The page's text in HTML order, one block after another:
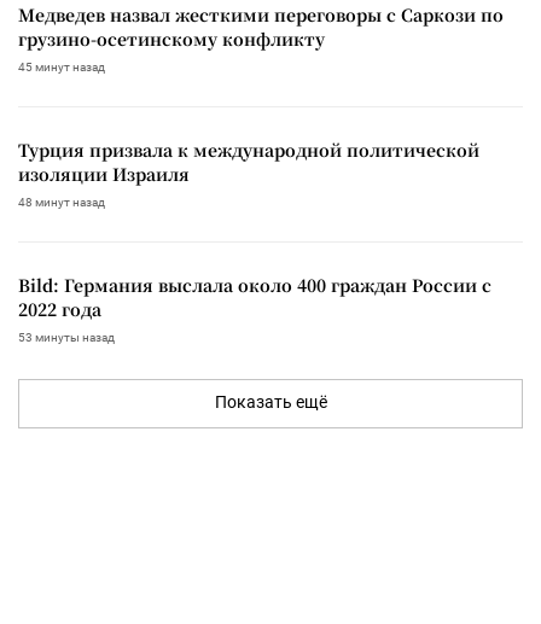
Медведев назвал жесткими переговоры с Саркози по
грузино-осетинскому конфликту
45 минут назад
Турция призвала к международной политической
изоляции Израиля
48 минут назад
Bild: Германия выслала около 400 граждан России с
2022 года
53 минуты назад
Показать ещё